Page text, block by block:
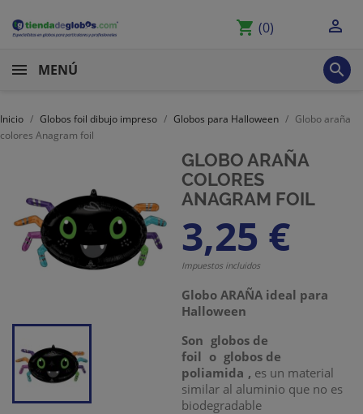
shopping_cart (0) 
MENÚ 
Inicio Globos foil dibujo impreso Globos para Halloween
Globo araña
colores Anagram foil
GLOBO ARAÑA
COLORES
ANAGRAM FOIL
3,25 €
Impuestos incluidos
Globo ARAÑA ideal para
Halloween
Son globos de
foil o globos de
poliamida , es un material
similar al aluminio que no es
biodegradable